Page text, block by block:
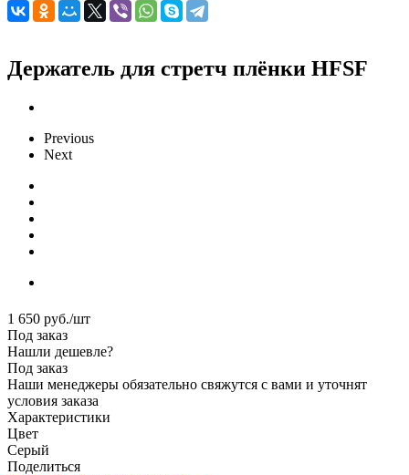
Держатель для стретч плёнки HFSF
Previous
Next
1 650 руб./шт
Под заказ
Нашли дешевле?
Под заказ
Наши менеджеры обязательно свяжутся с вами и уточнят
условия заказа
Характеристики
Цвет
Серый
Поделиться